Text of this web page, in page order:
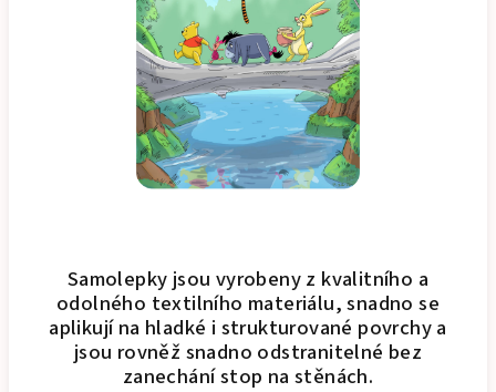
Samolepky jsou vyrobeny z kvalitního a
odolného textilního materiálu, snadno se
aplikují na hladké i strukturované povrchy a
jsou rovněž snadno odstranitelné bez
zanechání stop na stěnách.